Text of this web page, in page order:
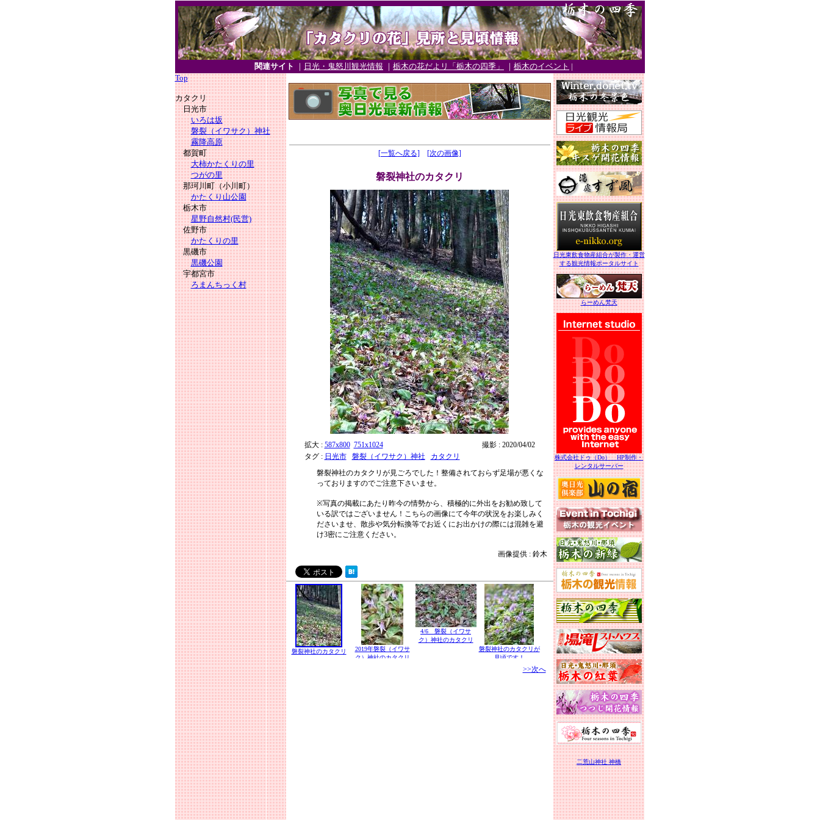
関連サイト ｜ 日光・鬼怒川観光情報 ｜ 栃木の花だよリ「栃木の四季」 ｜ 栃木のイベント |
Top
カタクリ
日光市
いろは坂
磐裂（イワサク）神社
霧降高原
都賀町
大柿かたくりの里
つがの里
那珂川町（小川町）
かたくり山公園
栃木市
星野自然村(民営)
佐野市
かたくりの里
黒磯市
黒磯公園
宇都宮市
ろまんちっく村
[一覧へ戻る] [次の画像]
磐裂神社のカタクリ
拡大 : 587x800 751x1024
撮影 : 2020/04/02
タグ : 日光市 磐裂（イワサク）神社
カタクリ
磐裂神社のカタクリが見ごろでした！整備されておらず足場が悪くな
っておりますのでご注意下さいませ。
※写真の掲載にあたり昨今の情勢から、積極的に外出をお勧め致して
いる訳ではございません！こちらの画像にて今年の状況をお楽しみく
ださいませ、散歩や気分転換等でお近くにお出かけの際には混雑を避
け3密にご注意ください。
画像提供 : 鈴木
磐裂神社のカタクリ
2019年磐裂（イワサ
ク）神社のカタクリ
4/6 磐裂（イワサ
ク）神社のカタクリ
磐裂神社のカタクリが
見頃です！
>>次へ
日光東飲食物産組合が製作・運営
する観光情報ポータルサイト
らーめん梵天
株式会社ドゥ（Do） HP制作・
レンタルサーバー
二荒山神社 神橋